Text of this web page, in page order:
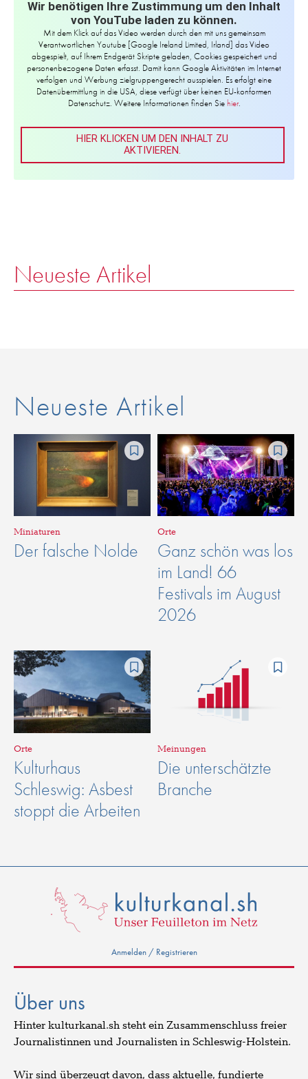
Wir benötigen Ihre Zustimmung um den Inhalt
von YouTube laden zu können.
Mit dem Klick auf das Video werden durch den mit uns gemeinsam
Verantwortlichen Youtube [Google Ireland Limited, Irland] das Video
abgespielt, auf Ihrem Endgerät Skripte geladen, Cookies gespeichert und
personenbezogene Daten erfasst. Damit kann Google Aktivitäten im Internet
verfolgen und Werbung zielgruppengerecht ausspielen. Es erfolgt eine
Datenübermittlung in die USA, diese verfügt über keinen EU-konformen
Datenschutz. Weitere Informationen finden Sie hier.
HIER KLICKEN UM DEN INHALT ZU
AKTIVIEREN.
Neueste Artikel
Neueste Artikel
Miniaturen
Der falsche Nolde
Orte
Ganz schön was los
im Land! 66
Festivals im August
2026
Orte
Kulturhaus
Schleswig: Asbest
stoppt die Arbeiten
Meinungen
Die unterschätzte
Branche
Anmelden / Registrieren
Über uns
Hinter kulturkanal.sh steht ein Zusammenschluss freier
Journalistinnen und Journalisten in Schleswig-Holstein.
Wir sind überzeugt davon, dass aktuelle, fundierte